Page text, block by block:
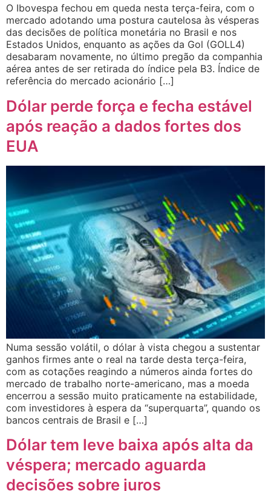
O Ibovespa fechou em queda nesta terça-feira, com o
mercado adotando uma postura cautelosa às vésperas
das decisões de política monetária no Brasil e nos
Estados Unidos, enquanto as ações da Gol (GOLL4)
desabaram novamente, no último pregão da companhia
aérea antes de ser retirada do índice pela B3. Índice de
referência do mercado acionário […]
Dólar perde força e fecha estável
após reação a dados fortes dos
EUA
Numa sessão volátil, o dólar à vista chegou a sustentar
ganhos firmes ante o real na tarde desta terça-feira,
com as cotações reagindo a números ainda fortes do
mercado de trabalho norte-americano, mas a moeda
encerrou a sessão muito praticamente na estabilidade,
com investidores à espera da “superquarta”, quando os
bancos centrais de Brasil e […]
Dólar tem leve baixa após alta da
véspera; mercado aguarda
decisões sobre juros